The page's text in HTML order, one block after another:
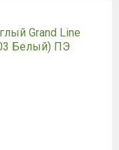
Grand Line
Белый) ПЭ